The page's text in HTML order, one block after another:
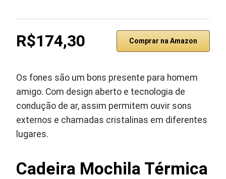
R$174,30 Comprar na Amazon
Os fones são um bons presente para homem
amigo. Com design aberto e tecnologia de
condução de ar, assim permitem ouvir sons
externos e chamadas cristalinas em diferentes
lugares.
Cadeira Mochila Térmica